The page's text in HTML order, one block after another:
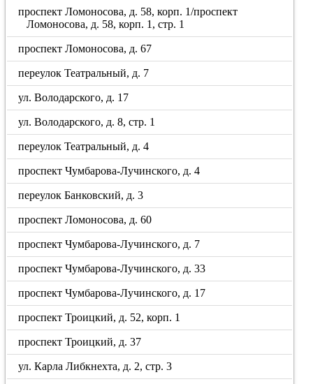
проспект Ломоносова, д. 58, корп. 1/проспект
Ломоносова, д. 58, корп. 1, стр. 1
проспект Ломоносова, д. 67
переулок Театральный, д. 7
ул. Володарского, д. 17
ул. Володарского, д. 8, стр. 1
переулок Театральный, д. 4
проспект Чумбарова-Лучинского, д. 4
переулок Банковский, д. 3
проспект Ломоносова, д. 60
проспект Чумбарова-Лучинского, д. 7
проспект Чумбарова-Лучинского, д. 33
проспект Чумбарова-Лучинского, д. 17
проспект Троицкий, д. 52, корп. 1
проспект Троицкий, д. 37
ул. Карла Либкнехта, д. 2, стр. 3